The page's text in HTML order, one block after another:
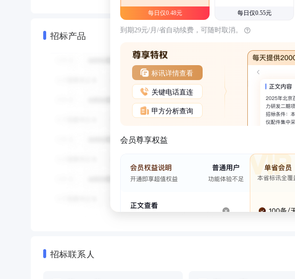
招标产品
每日仅0.48元 每日仅0.55元
到期29元/月/省自动续费，可随时取消。
标讯详情查看
关键电话直连
甲方分析查询
会员尊享权益
招标联系人